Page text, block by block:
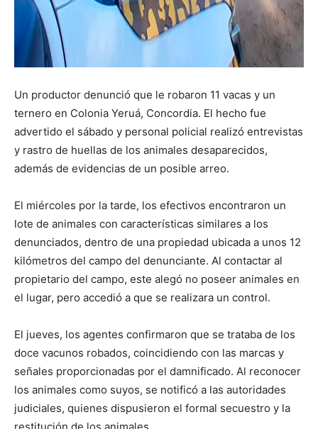
Un productor denunció que le robaron 11 vacas y un
ternero en Colonia Yeruá, Concordia. El hecho fue
advertido el sábado y personal policial realizó entrevistas
y rastro de huellas de los animales desaparecidos,
además de evidencias de un posible arreo.
El miércoles por la tarde, los efectivos encontraron un
lote de animales con características similares a los
denunciados, dentro de una propiedad ubicada a unos 12
kilómetros del campo del denunciante. Al contactar al
propietario del campo, este alegó no poseer animales en
el lugar, pero accedió a que se realizara un control.
El jueves, los agentes confirmaron que se trataba de los
doce vacunos robados, coincidiendo con las marcas y
señales proporcionadas por el damnificado. Al reconocer
los animales como suyos, se notificó a las autoridades
judiciales, quienes dispusieron el formal secuestro y la
restitución de los animales.